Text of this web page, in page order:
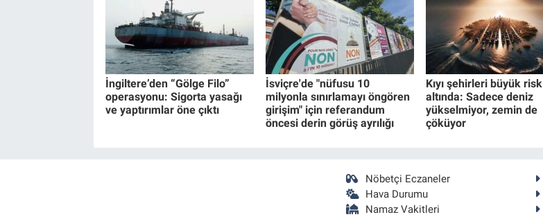
İngiltere’den “Gölge Filo”
operasyonu: Sigorta yasağı
ve yaptırımlar öne çıktı
İsviçre'de "nüfusu 10
milyonla sınırlamayı öngören
girişim" için referandum
öncesi derin görüş ayrılığı
Kıyı şehirleri büyük risk
altında: Sadece deniz
yükselmiyor, zemin de
çöküyor
Nöbetçi Eczaneler
Hava Durumu
Namaz Vakitleri